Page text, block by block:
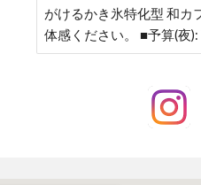
がけるかき氷特化型 和カ
体感ください。 ■予算(夜